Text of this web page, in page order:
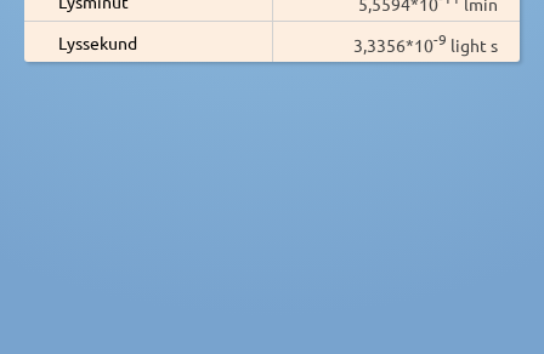
Lyssekund
3,3356*10-9 light s